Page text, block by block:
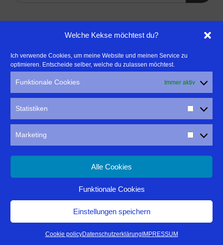
Welche Kekse möchtest du?
Ich verwende Cookies, um meine Website und meinen Service zu
optimieren. Entscheide selber, welche du zulassen möchtest.
Funktionale Cookies Immer aktiv
Statistiken
Marketing
Alle Cookies
Funktionale Cookies
Einstellungen speichern
Cookie policyDatenschutzerklärung IMPRESSUM
- Für professionelle Fotografen, die ihre Stärken mehr in den
Fokus rücken wollen, empfehle ich eine Beratung durch Frau
Dr. Martina Mettner
****************************************************
IMPRESSUM DATENSCHUTZ
Thomas Rathay| Präsentiert vonMantra&WordPress.